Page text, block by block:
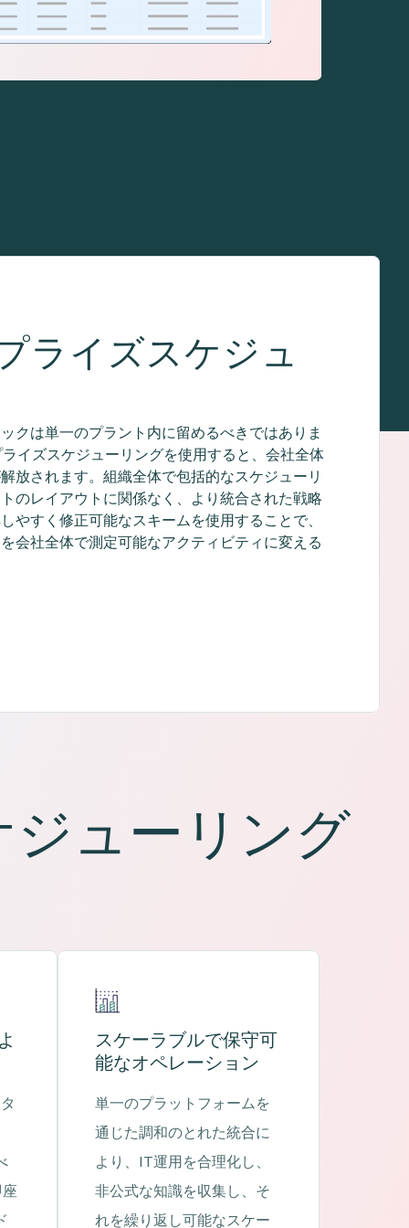
ライズスケジュ
クは単一のプラント内に留めるべきではありま
イズスケジューリングを使用すると、会社全体
放されます。組織全体で包括的なスケジューリ
のレイアウトに関係なく、より統合された戦略
やすく修正可能なスキームを使用することで、
会社全体で測定可能なアクティビティに変える
ューリング
スケーラブルで保守可
能なオペレーション
単一のプラットフォームを
通じた調和のとれた統合に
より、IT運用を合理化し、
非公式な知識を収集し、そ
れを繰り返し可能なスケー